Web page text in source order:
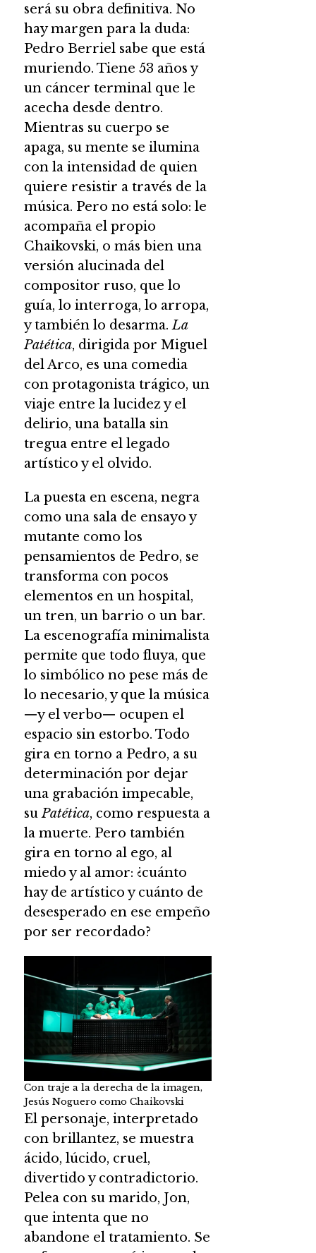
será su obra definitiva. No
hay margen para la duda:
Pedro Berriel sabe que está
muriendo. Tiene 53 años y
un cáncer terminal que le
acecha desde dentro.
Mientras su cuerpo se
apaga, su mente se ilumina
con la intensidad de quien
quiere resistir a través de la
música. Pero no está solo: le
acompaña el propio
Chaikovski, o más bien una
versión alucinada del
compositor ruso, que lo
guía, lo interroga, lo arropa,
y también lo desarma.La
Patética, dirigida por Miguel
del Arco, es una comedia
con protagonista trágico, un
viaje entre la lucidez y el
delirio, una batalla sin
tregua entre el legado
artístico y el olvido.
La puesta en escena, negra
como una sala de ensayo y
mutante como los
pensamientos de Pedro, se
transforma con pocos
elementos en un hospital,
un tren, un barrio o un bar.
La escenografía minimalista
permite que todo fluya, que
lo simbólico no pese más de
lo necesario, y que la música
—y el verbo— ocupen el
espacio sin estorbo. Todo
gira en torno a Pedro, a su
determinación por dejar
una grabación impecable,
suPatética, como respuesta a
la muerte. Pero también
gira en torno al ego, al
miedo y al amor: ¿cuánto
hay de artístico y cuánto de
desesperado en ese empeño
por ser recordado?
Con traje a la derecha de la imagen,
Jesús Noguero como Chaikovski
El personaje, interpretado
con brillantez, se muestra
ácido, lúcido, cruel,
divertido y contradictorio.
Pelea con su marido, Jon,
que intenta que no
abandone el tratamiento. Se